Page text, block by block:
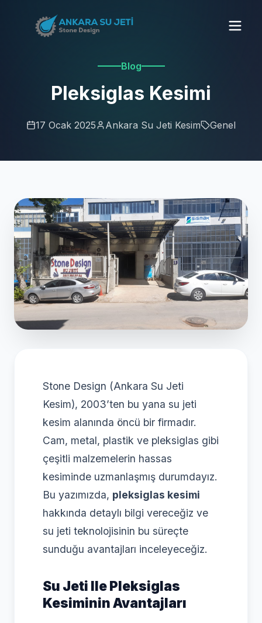
Blog
Pleksiglas Kesimi
17 Ocak 2025 Ankara Su Jeti Kesim Genel
Stone Design (Ankara Su Jeti
Kesim), 2003’ten bu yana su jeti
kesim alanında öncü bir firmadır.
Cam, metal, plastik ve pleksiglas gibi
çeşitli malzemelerin hassas
kesiminde uzmanlaşmış durumdayız.
Bu yazımızda, pleksiglas kesimi
hakkında detaylı bilgi vereceğiz ve
su jeti teknolojisinin bu süreçte
sunduğu avantajları inceleyeceğiz.
Su Jeti Ile Pleksiglas
Kesiminin Avantajları